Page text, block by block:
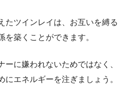
たツインレイは、お互いを縛る
を築くことができます。
に嫌われないためではなく、
にエネルギーを注ぎましょう。